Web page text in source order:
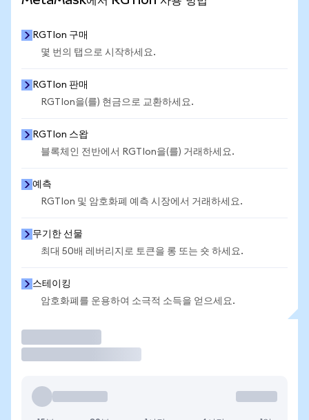
RGTIon 구매
몇 번의 탭으로 시작하세요.
RGTIon 판매
RGTIon을(를) 현금으로 교환하세요.
RGTIon 스왑
블록체인 전반에서 RGTIon을(를) 거래하세요.
예측
RGTIon 및 암호화폐 예측 시장에서 거래하세요.
무기한 선물
최대 50배 레버리지로 토큰을 롱 또는 숏 하세요.
스테이킹
암호화폐를 운용하여 소극적 소득을 얻으세요.